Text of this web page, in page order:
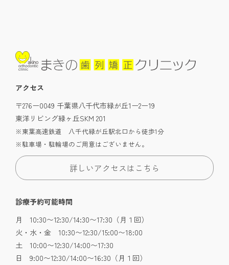
アクセス
〒276ー0049 千葉県八千代市緑が丘1ー2ー19
東洋リビング緑ヶ丘SKM 201
※東葉高速鉄道 八千代緑が丘駅北口から徒歩1分
※駐車場・駐輪場のご用意はございません。
詳しいアクセスはこちら
診療予約可能時間
月 10:30〜12:30/14:30〜17:30（月１回）
火・水・金 10:30〜12:30/15:00〜18:00
土 10:00〜12:30/14:00〜17:30
日 9:00〜12:30/14:00〜16:30（月１回）